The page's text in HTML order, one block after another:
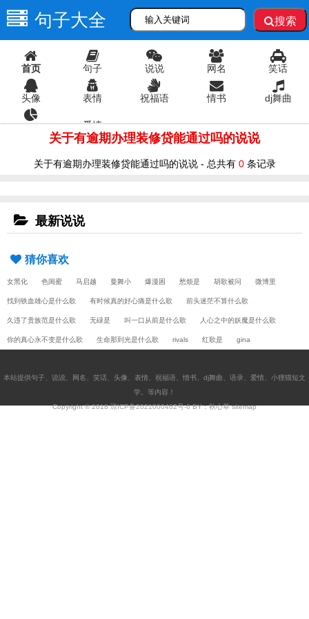
句子大全 搜索
首页 句子 说说 网名 笑话
头像 表情 祝福语 情书 dj舞曲
爱情
关于有逾期办理装修贷能通过吗的说说
关于有逾期办理装修贷能通过吗的说说 - 总共有 0条记录
最新说说
猜你喜欢
女黑化 色闺蜜 马启越 曼舞小 爆漫困 愁烦是 胡歌被问 微博里
找到铁血雄心是什么歌 有时候真的好心痛是什么歌 前头迷茫不算什么歌
久违了贵族范是什么歌 无碌是 叫一口从前是什么歌 人心之中的妖魔是什么歌
你的真心永不变是什么歌 生命那到光是什么歌 rivals 红歌是 gina
本站提供句子 说说 网名 笑话 头像 表情 祝福语 情书 dj舞曲 语录 爱情
小狸猫短文
学 。等内容！
Copyright © 2018琼ICP备2021000462号-6BY：秋心草sitemap